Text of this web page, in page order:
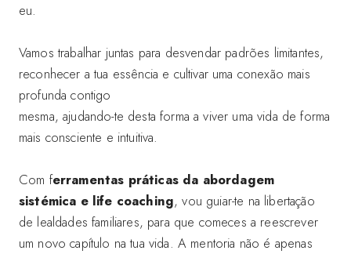
eu.
Vamos trabalhar juntas para desvendar padrões limitantes,
reconhecer a tua essência e cultivar uma conexão mais
profunda contigo
mesma, ajudando-te desta forma a viver uma vida de forma
mais consciente e intuitiva.
Com ferramentas práticas da abordagem
sistémica e life coaching, vou guiar-te na libertação
de lealdades familiares, para que comeces a reescrever
um novo capítulo na tua vida. A mentoria não é apenas